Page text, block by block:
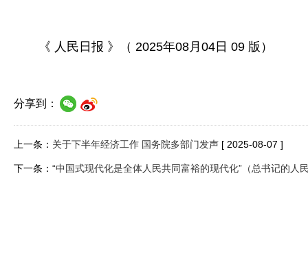
《 人民日报 》（ 2025年08月04日 09 版）
分享到：
上一条： 关于下半年经济工作 国务院多部门发声 [ 2025-08-07 ]
下一条： “中国式现代化是全体人民共同富裕的现代化”（总书记的人